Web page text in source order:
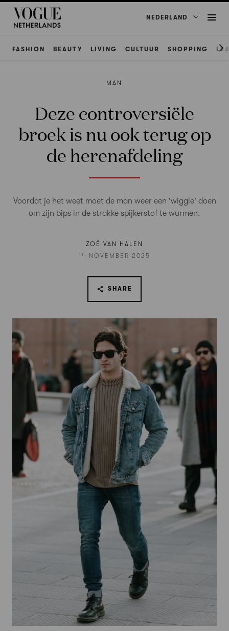
NEDERLAND
FASHION BEAUTY LIVING CULTUUR SHOPPING
MAN
Deze controversiële
broek is nu ook terug op
de herenafdeling
Voordat je het weet moet de man weer een 'wiggle' doen
om zijn bips in de strakke spijkerstof te wurmen.
ZOÉ VAN HALEN
14 NOVEMBER 2025
SHARE